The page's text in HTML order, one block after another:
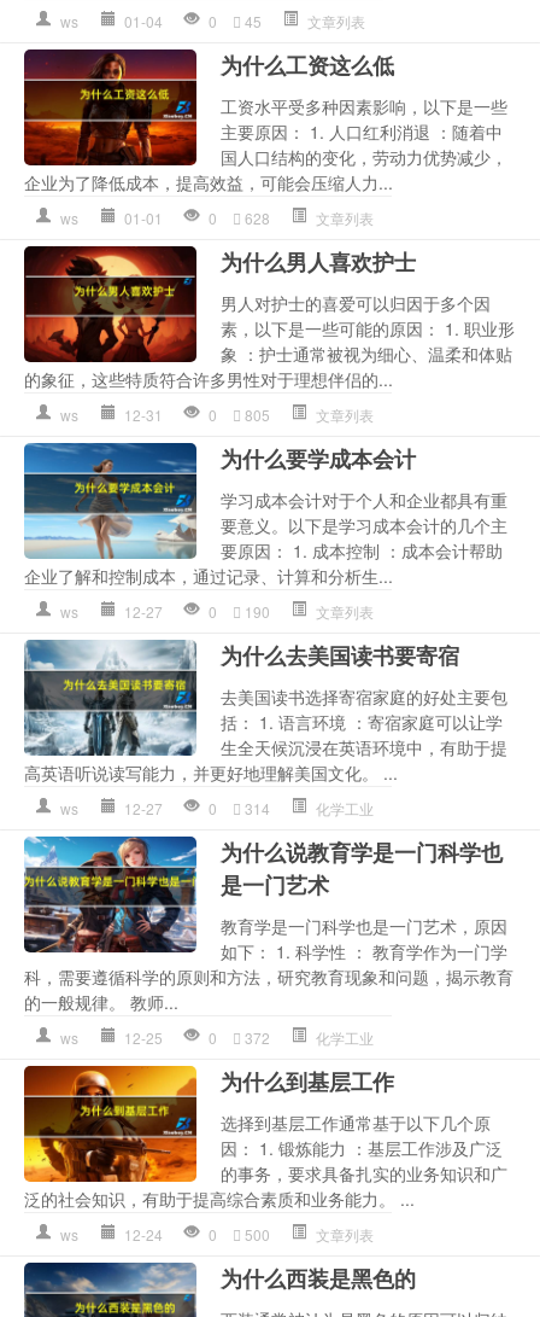
ws 01-04 0 45 文章列表
为什么工资这么低
工资水平受多种因素影响，以下是一些
主要原因： 1. 人口红利消退 ：随着中
国人口结构的变化，劳动力优势减少，
企业为了降低成本，提高效益，可能会压缩人力...
ws 01-01 0 628 文章列表
为什么男人喜欢护士
男人对护士的喜爱可以归因于多个因
素，以下是一些可能的原因： 1. 职业形
象 ：护士通常被视为细心、温柔和体贴
的象征，这些特质符合许多男性对于理想伴侣的...
ws 12-31 0 805 文章列表
为什么要学成本会计
学习成本会计对于个人和企业都具有重
要意义。以下是学习成本会计的几个主
要原因： 1. 成本控制 ：成本会计帮助
企业了解和控制成本，通过记录、计算和分析生...
ws 12-27 0 190 文章列表
为什么去美国读书要寄宿
去美国读书选择寄宿家庭的好处主要包
括： 1. 语言环境 ：寄宿家庭可以让学
生全天候沉浸在英语环境中，有助于提
高英语听说读写能力，并更好地理解美国文化。 ...
ws 12-27 0 314 化学工业
为什么说教育学是一门科学也
是一门艺术
教育学是一门科学也是一门艺术，原因
如下： 1. 科学性 ： 教育学作为一门学
科，需要遵循科学的原则和方法，研究教育现象和问题，揭示教育
的一般规律。 教师...
ws 12-25 0 372 化学工业
为什么到基层工作
选择到基层工作通常基于以下几个原
因： 1. 锻炼能力 ：基层工作涉及广泛
的事务，要求具备扎实的业务知识和广
泛的社会知识，有助于提高综合素质和业务能力。 ...
ws 12-24 0 500 文章列表
为什么西装是黑色的